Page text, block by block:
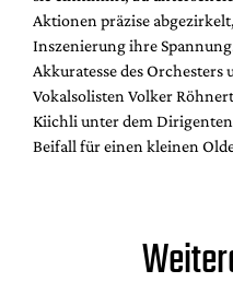
Aktionen präzise
Inszenierung ihre
Akkuratesse des
Vokalsolisten Volker
Kiichli unter dem
Beifall für einen kleinen